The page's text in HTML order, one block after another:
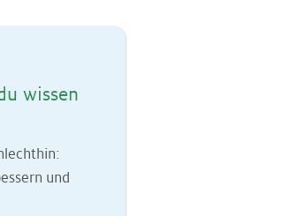
wis­sen
und